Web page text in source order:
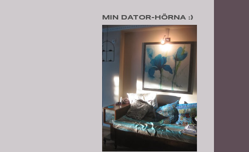
MIN DATOR-HÖRNA :)